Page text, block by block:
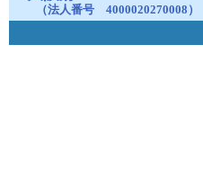
（法人番号 4000020270008）